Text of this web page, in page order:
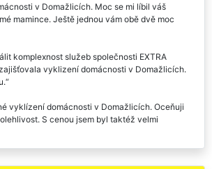
v Domažlicích. Moc se mi líbil váš
mamince. Ještě jednou vám obě dvě moc
komplexnost služeb společnosti EXTRA
vyklizení domácnosti v Domažlicích.
vyklízení domácnosti v Domažlicích. Oceňuji
S cenou jsem byl taktéž velmi